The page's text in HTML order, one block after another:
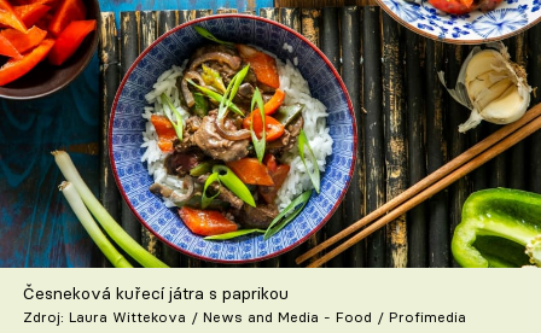
Články
TV Program
Škola vaření
Recepty z TV
Speciál: Cuketa
Těhotnej kuchař
Česneková kuřecí játra s paprikou
Zdroj: Laura Wittekova / News and Media - Food / Profimedia